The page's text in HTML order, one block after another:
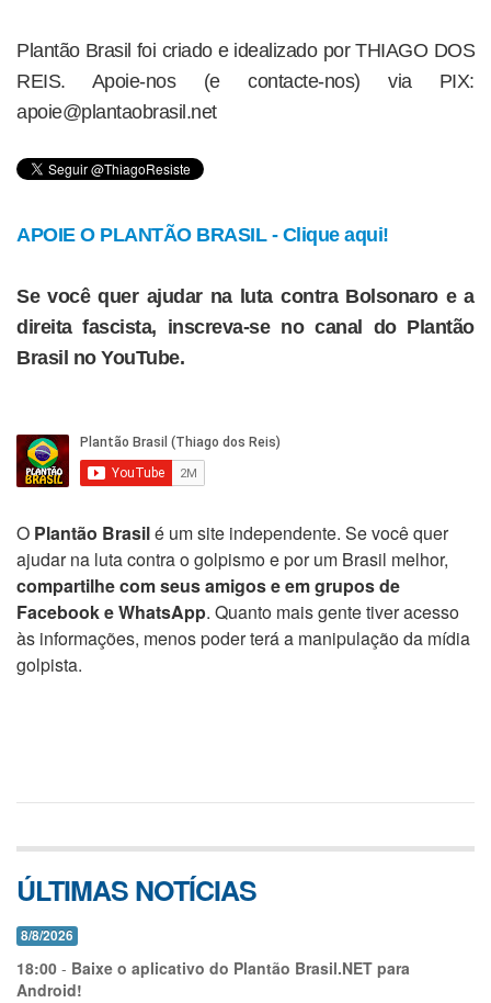
Plantão Brasil foi criado e idealizado por THIAGO DOS
REIS. Apoie-nos (e contacte-nos) via PIX:
apoie@plantaobrasil.net
APOIE O PLANTÃO BRASIL - Clique aqui!
Se você quer ajudar na luta contra Bolsonaro e a
direita fascista, inscreva-se no canal do Plantão
Brasil no YouTube.
O Plantão Brasilé um site independente. Se você quer
ajudar na luta contra o golpismo e por um Brasil melhor,
compartilhe com seus amigos e em grupos de
Facebook e WhatsApp. Quanto mais gente tiver acesso
às informações, menos poder terá a manipulação da mídia
golpista.
ÚLTIMAS NOTÍCIAS
8/8/2026
18:00 - Baixe o aplicativo do Plantão Brasil.NET para
Android!